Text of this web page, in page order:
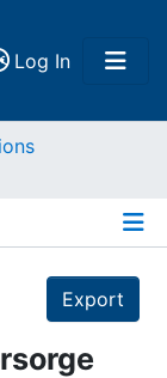
Log In(current)
Export